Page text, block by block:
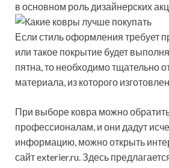
в основном роль дизайнерских
Если стиль оформления требует
или такое покрытие будет
пятна, то необходимо тщательно
материала, из которого
При выборе ковра можно
профессионалам, и они дадут
информацию, можно открыть
сайт exterier.ru. Здесь